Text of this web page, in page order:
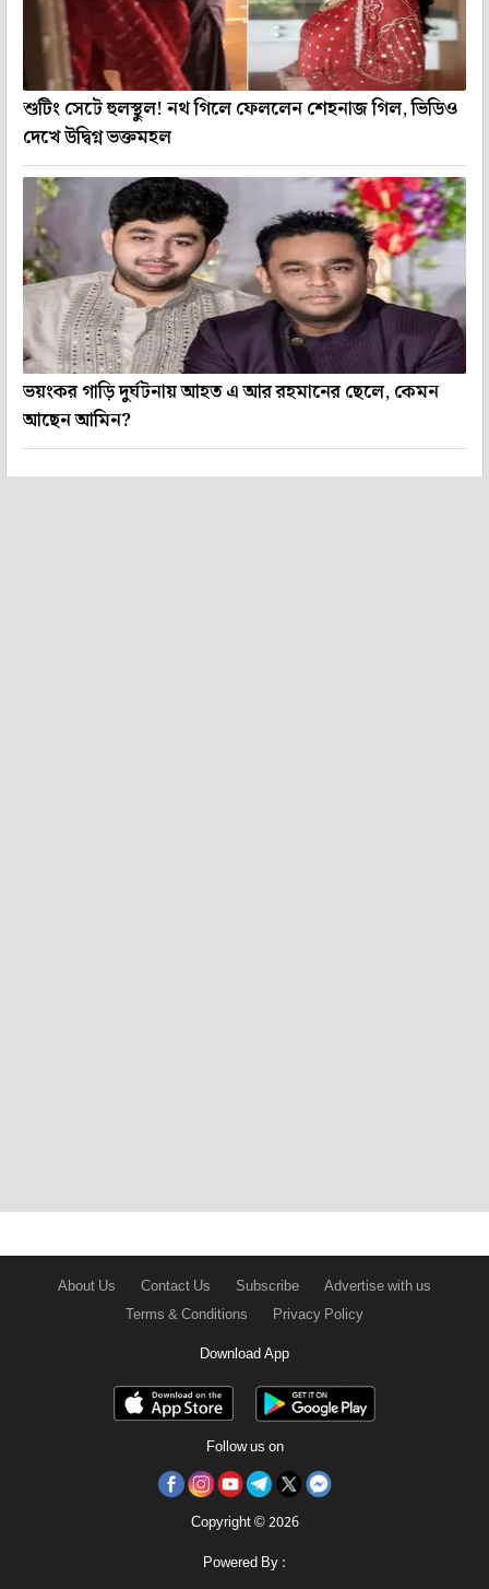
শুটিং সেটে হুলস্থুল! নথ গিলে ফেললেন শেহনাজ গিল, ভিডিও
দেখে উদ্বিগ্ন ভক্তমহল
ভয়ংকর গাড়ি দুর্ঘটনায় আহত এ আর রহমানের ছেলে, কেমন
আছেন আমিন?
About Us Contact Us Subscribe
Advertise with us
Terms & Conditions
Privacy Policy
Download App
Follow us on
Copyright © 2026
Powered By :